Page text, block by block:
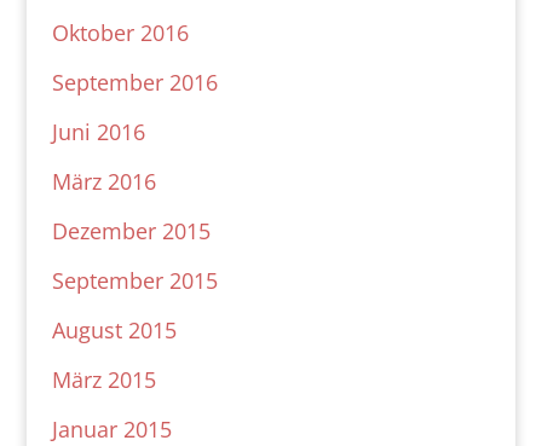
Oktober 2016
September 2016
Juni 2016
März 2016
Dezember 2015
September 2015
August 2015
März 2015
Januar 2015